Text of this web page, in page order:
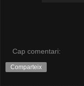
Cap comentari:
Comparteix